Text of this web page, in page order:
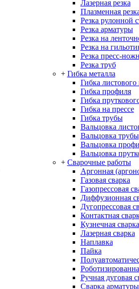
Лазерная резка
Плазменная
Резка рулонной
Резка арматуры
Резка на
Резка на
Резка пресс-
Резка труб
+ Гибка металла
Гибка листового
Гибка профиля
Гибка
Гибка на прессе
Гибка трубы
Вальцовка
Вальцовка трубы
Вальцовка
Вальцовка
+ Сварочные работы
Аргонная
Газовая сварка
Газопрессовая
Диффузионная
Дугопрессовая
Контактная
Кузнечная сварка
Лазерная сварка
Наплавка
Пайка
Ручная дуговая
Сварка арматуры